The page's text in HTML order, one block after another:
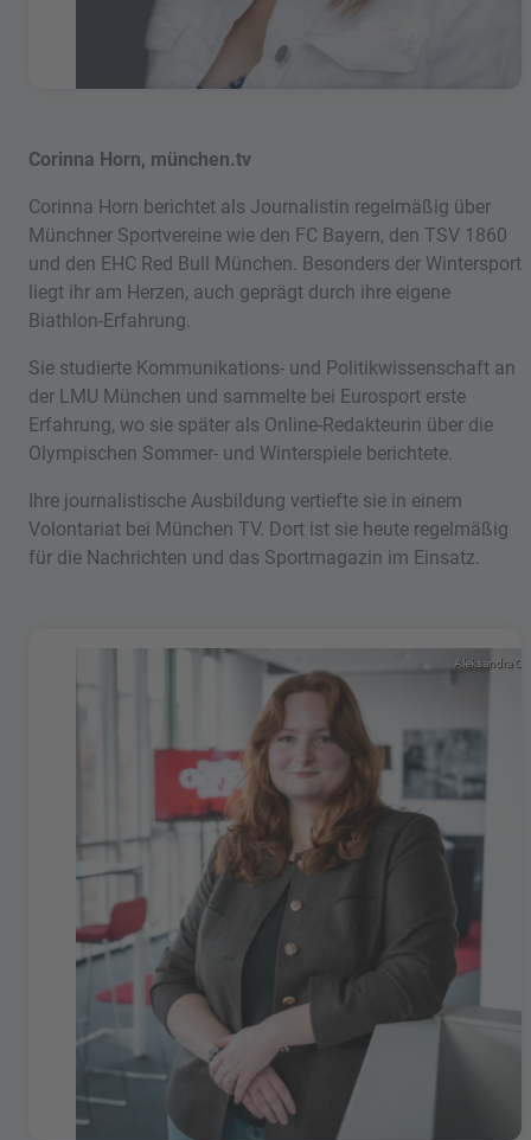
Corinna Horn, münchen.tv
Corinna Horn berichtet als Journalistin regelmäßig über
Münchner Sportvereine wie den FC Bayern, den TSV 1860
und den EHC Red Bull München. Besonders der Wintersport
liegt ihr am Herzen, auch geprägt durch ihre eigene
Biathlon-Erfahrung.
Sie studierte Kommunikations- und Politikwissenschaft an
der LMU München und sammelte bei Eurosport erste
Erfahrung, wo sie später als Online-Redakteurin über die
Olympischen Sommer- und Winterspiele berichtete.
Ihre journalistische Ausbildung vertiefte sie in einem
Volontariat bei München TV. Dort ist sie heute regelmäßig
für die Nachrichten und das Sportmagazin im Einsatz.
Aleksandra